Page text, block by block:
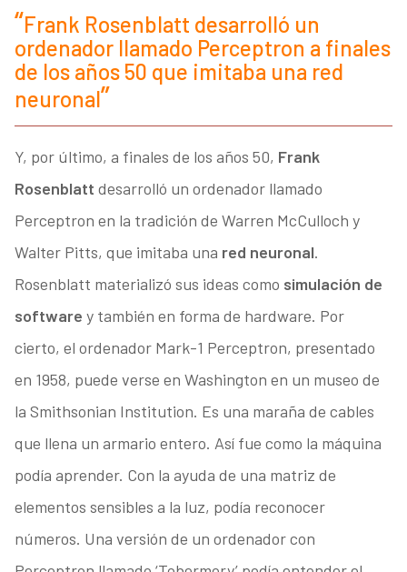
Frank Rosenblatt desarrolló un
ordenador llamado Perceptron a finales
de los años 50 que imitaba una red
neuronal
Y, por último, a finales de los años 50, Frank
Rosenblatt desarrolló un ordenador llamado
Perceptron en la tradición de Warren McCulloch y
Walter Pitts, que imitaba una red neuronal.
Rosenblatt materializó sus ideas como simulación de
software y también en forma de hardware. Por
cierto, el ordenador Mark-1 Perceptron, presentado
en 1958, puede verse en Washington en un museo de
la Smithsonian Institution. Es una maraña de cables
que llena un armario entero. Así fue como la máquina
podía aprender. Con la ayuda de una matriz de
elementos sensibles a la luz, podía reconocer
números. Una versión de un ordenador con